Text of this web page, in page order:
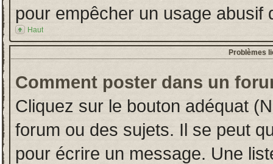
pour empêcher un usage abusif
Haut
Problèmes
Comment poster dans un
Cliquez sur le bouton adéquat
forum ou des sujets. Il se peut
pour écrire un message. Une